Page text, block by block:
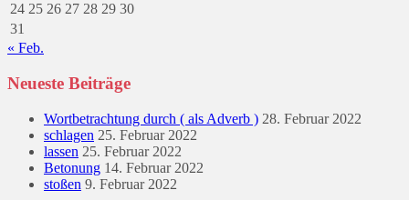
24 25 26 27 28 29 30
31
« Feb.
Neueste Beiträge
Wortbetrachtung durch ( als Adverb ) 28. Februar 2022
schlagen 25. Februar 2022
lassen 25. Februar 2022
Betonung 14. Februar 2022
stoßen 9. Februar 2022